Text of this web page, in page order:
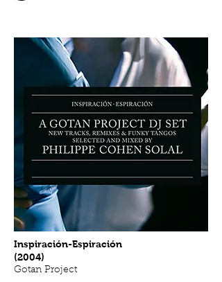
Hombres Sordos
Tierra Húmeda
Ángel Terrible
Also available on:
Inspiración-Espiración
(2004)
Gotan Project